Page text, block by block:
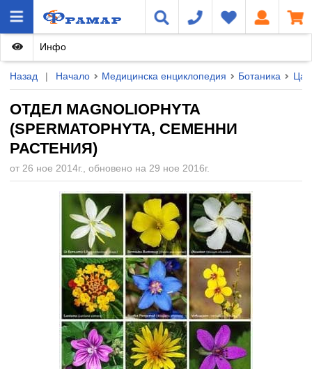
Назад | Начало Медицинска енциклопедия Ботаника
ОТДЕЛ MAGNOLIOPHYTA
(SPERMATOPHYTA, СЕМЕННИ
РАСТЕНИЯ)
от 26 ное 2014г., обновено на 29 ное 2016г.
Инфо